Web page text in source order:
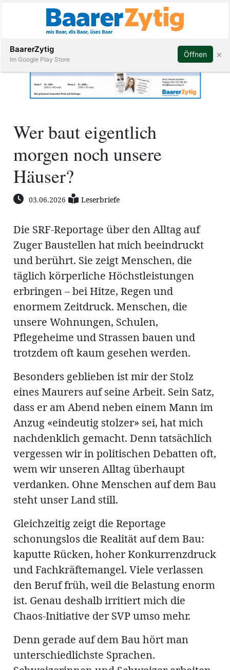
Veranstaltungen
Stellen
Paper
Amtliche
Mitteilungen
Abonnieren
Wer baut eigentlich
morgen noch unsere
Häuser?
03.06.2026 Leserbriefe
Die SRF-Reportage über den Alltag auf
Zuger Baustellen hat mich beeindruckt
und berührt. Sie zeigt Menschen, die
täglich körperliche Höchstleistungen
erbringen – bei Hitze, Regen und
enormem Zeitdruck. Menschen, die
unsere Wohnungen, Schulen,
Pflegeheime und Strassen bauen und
trotzdem oft kaum gesehen werden.
Besonders geblieben ist mir der Stolz
eines Maurers auf seine Arbeit. Sein Satz,
dass er am Abend neben einem Mann im
Anzug «eindeutig stolzer» sei, hat mich
nachdenklich gemacht. Denn tatsächlich
vergessen wir in politischen Debatten oft,
wem wir unseren Alltag überhaupt
verdanken. Ohne Menschen auf dem Bau
steht unser Land still.
Gleichzeitig zeigt die Reportage
schonungslos die Realität auf dem Bau:
kaputte Rücken, hoher Konkurrenzdruck
und Fachkräftemangel. Viele verlassen
den Beruf früh, weil die Belastung enorm
ist. Genau deshalb irritiert mich die
Chaos-Initiative der SVP umso mehr.
Denn gerade auf dem Bau hört man
unterschiedlichste Sprachen.
BaarerZytig
Im Google Play Store
Öffnen ×